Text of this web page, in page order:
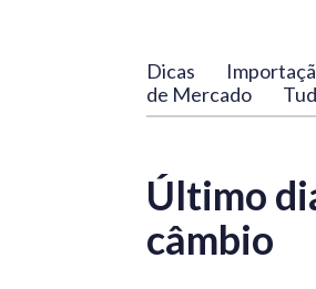
Dicas
de Mercado
Último
câmbio